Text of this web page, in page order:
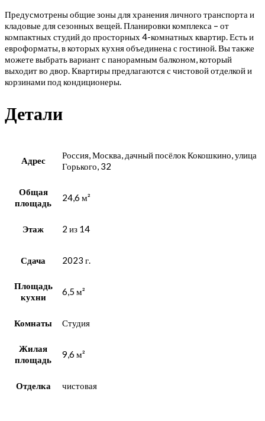
Предусмотрены общие зоны для хранения личного транспорта и
кладовые для сезонных вещей. Планировки комплекса – от
компактных студий до просторных 4-комнатных квартир. Есть и
евроформаты, в которых кухня объединена с гостиной. Вы также
можете выбрать вариант с панорамным балконом, который
выходит во двор. Квартиры предлагаются с чистовой отделкой и
корзинами под кондиционеры.
Детали
Адрес
Россия, Москва, дачный посёлок Кокошкино, улица
Горького, 32
Общая
площадь
24,6 м²
Этаж 2 из 14
Сдача 2023 г.
Площадь
кухни
6,5 м²
Комнаты Студия
Жилая
площадь
9,6 м²
Отделка чистовая